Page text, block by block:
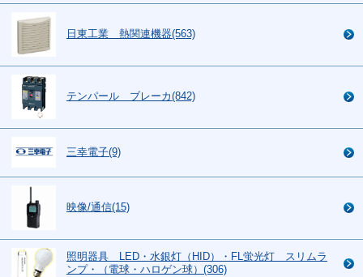
日東工業 熱関連機器(563)
テンパール ブレーカ(842)
三幸電子(9)
映像/通信(15)
照明器具 LED・水銀灯（HID）・FL蛍光灯 スリムラ
ンプ・（電球・ハロゲン球）(306)